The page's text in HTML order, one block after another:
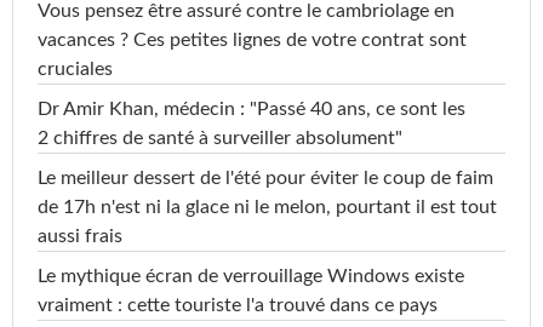
Vous pensez être assuré contre le cambriolage en
vacances ? Ces petites lignes de votre contrat sont
cruciales
Dr Amir Khan, médecin : "Passé 40 ans, ce sont les
2 chiffres de santé à surveiller absolument"
Le meilleur dessert de l'été pour éviter le coup de faim
de 17h n'est ni la glace ni le melon, pourtant il est tout
aussi frais
Le mythique écran de verrouillage Windows existe
vraiment : cette touriste l'a trouvé dans ce pays